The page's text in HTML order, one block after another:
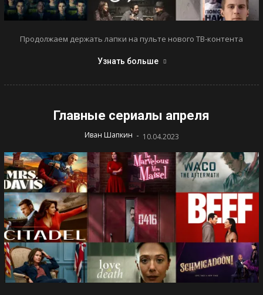
Продолжаем держать лапки на пульте нового ТВ-контента
Узнать больше
Главные сериалы апреля
Иван Шапкин - 10.04.2023